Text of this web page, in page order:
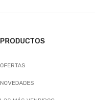
PRODUCTOS
OFERTAS
NOVEDADES